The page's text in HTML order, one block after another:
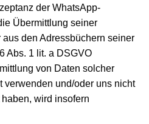
der WhatsApp-
Übermittlung seiner
den Adressbüchern seiner
Abs. 1 lit. a DSGVO
von Daten solcher
verwenden und/oder uns nicht
wird insofern